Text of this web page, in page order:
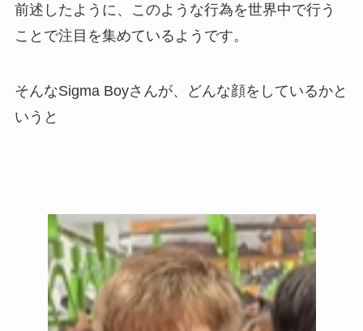
前述したように、このような行為を世界中で行う
ことで注目を集めているようです。
そんなSigma Boyさんが、どんな顔をしているかと
いうと